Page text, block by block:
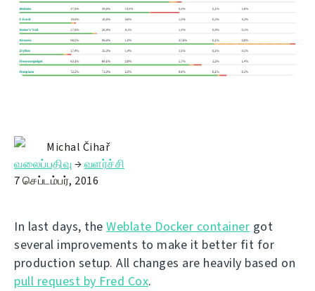
Michal Čihař
வலைப்பதிவு →வளர்ச்சி
7 செப்டம்பர், 2016
In last days, the Weblate Docker container got
several improvements to make it better fit for
production setup. All changes are heavily based on
pull request by Fred Cox.